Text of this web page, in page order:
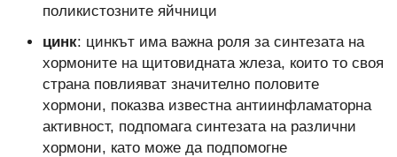
поликистозните яйчници
цинк: цинкът има важна роля за синтезата на
хормоните на щитовидната жлеза, които то своя
страна повлияват значително половите
хормони, показва известна антиинфламаторна
активност, подпомага синтезата на различни
хормони, като може да подпомогне